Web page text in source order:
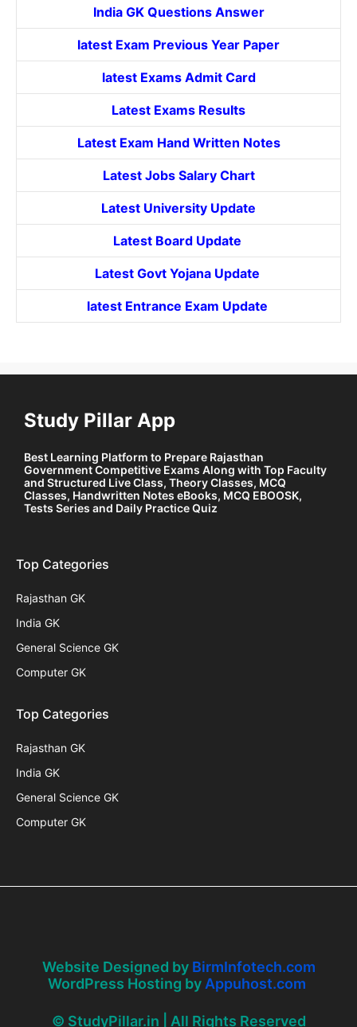
India GK Questions Answer
latest Exam Previous Year Paper
latest Exams Admit Card
Latest Exams Results
Latest Exam Hand Written Notes
Latest Jobs Salary Chart
Latest University Update
Latest Board Update
Latest Govt YojanaUpdate
latest Entrance Exam Update
Study Pillar App
Best Learning Platform to Prepare Rajasthan
Government Competitive Exams Along with Top Faculty
and Structured Live Class, Theory Classes, MCQ
Classes, Handwritten Notes eBooks, MCQ EBOOSK,
Tests Series and Daily Practice Quiz
Top Categories
Rajasthan GK
India GK
General Science GK
Computer GK
Top Categories
Rajasthan GK
India GK
General Science GK
Computer GK
Website Designed by BirmInfotech.com
WordPress Hosting by Appuhost.com
© StudyPillar.in | All Rights Reserved